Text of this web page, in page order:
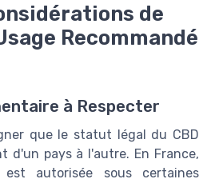
de
Recommandé
à Respecter
que le statut légal du CBD
d'un pays à l'autre. En France,
autorisée sous certaines